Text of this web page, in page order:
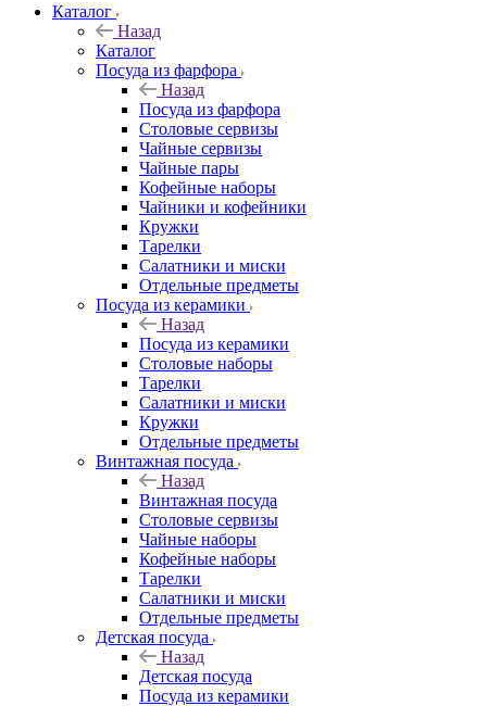
Каталог
Назад
Каталог
Посуда из фарфора
Назад
Посуда из фарфора
Столовые сервизы
Чайные сервизы
Чайные пары
Кофейные наборы
Чайники и кофейники
Кружки
Тарелки
Салатники и миски
Отдельные предметы
Посуда из керамики
Назад
Посуда из керамики
Столовые наборы
Тарелки
Салатники и миски
Кружки
Отдельные предметы
Винтажная посуда
Назад
Винтажная посуда
Столовые сервизы
Чайные наборы
Кофейные наборы
Тарелки
Салатники и миски
Отдельные предметы
Детская посуда
Назад
Детская посуда
Посуда из керамики